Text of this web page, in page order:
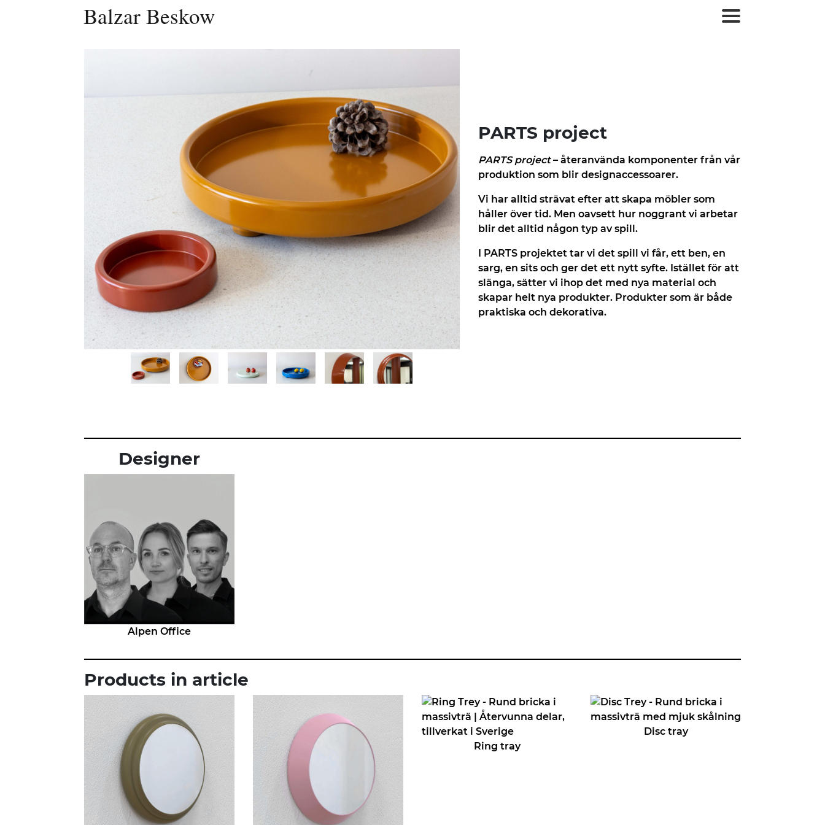
Balzar Beskow
PARTS project
PARTS project– återanvända komponenter från vår
produktion som blir designaccessoarer.
Vi har alltid strävat efter att skapa möbler som
håller över tid. Men oavsett hur noggrant vi arbetar
blir det alltid någon typ av spill.
I PARTS projektet tar vi det spill vi får, ett ben, en
sarg, en sits och ger det ett nytt syfte. Istället för att
slänga, sätter vi ihop det med nya material och
skapar helt nya produkter. Produkter som är både
praktiska och dekorativa.
Designer
Alpen Office
Products in article
Ring tray
Disc tray